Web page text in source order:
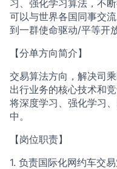
习、强化学习算法，不
可以与世界各国同事交
到一群使命驱动/平等开
【分单方向简介】
交易算法方向，解决司
出行业务的核心技术和
将深度学习、强化学习
中。
【岗位职责】
1. 负责国际化网约车交